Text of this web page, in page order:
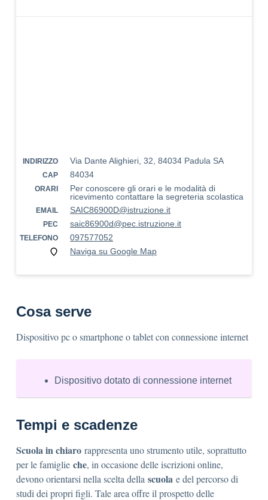
INDIRIZZO Via Dante Alighieri, 32, 84034 Padula SA
CAP 84034
ORARI
Per conoscere gli orari e le modalità di
ricevimento contattare la segreteria scolastica
EMAIL SAIC86900D@istruzione.it
PEC saic86900d@pec.istruzione.it
TELEFONO
097577052
Naviga su Google Map
Cosa serve
Dispositivo pc o smartphone o tablet con connessione internet
Dispositivo dotato di connessione internet
Tempi e scadenze
Scuola in chiaro rappresenta uno strumento utile, soprattutto
per le famiglie che, in occasione delle iscrizioni online,
devono orientarsi nella scelta della scuola e del percorso di
studi dei propri figli. Tale area offre il prospetto delle